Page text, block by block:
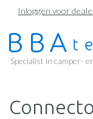
Overslaan
naar
de
Inloggen voor
Specialist in camper-